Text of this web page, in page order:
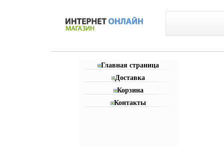
Главная страница
Доставка
Корзина
Контакты